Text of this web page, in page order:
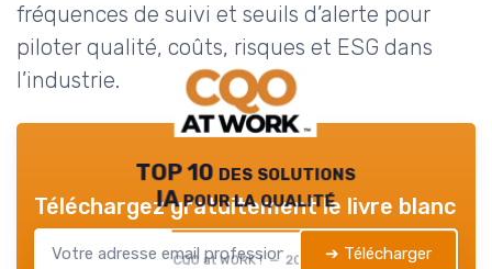
fréquences de suivi et seuils d’alerte pour
piloter qualité, coûts, risques et ESG dans
l’industrie.
TOP 10 des solutions
IA pour la qualité
CQO at WORK ! — 2026
Téléchargez gratuitement le livre blanc
➔ Télécharger